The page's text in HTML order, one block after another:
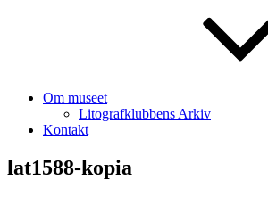
Om museet
Litografklubbens Arkiv
Kontakt
lat1588-kopia